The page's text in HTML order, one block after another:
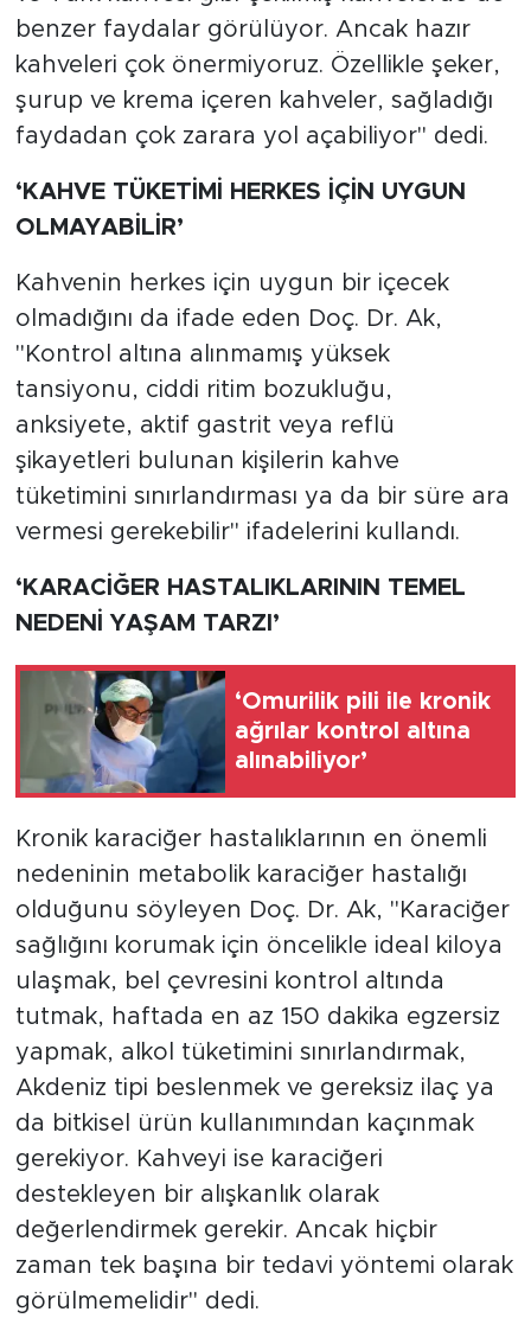
benzer faydalar görülüyor. Ancak hazır
kahveleri çok önermiyoruz. Özellikle şeker,
şurup ve krema içeren kahveler, sağladığı
faydadan çok zarara yol açabiliyor" dedi.
‘KAHVE TÜKETİMİ HERKES İÇİN UYGUN
OLMAYABİLİR’
Kahvenin herkes için uygun bir içecek
olmadığını da ifade eden Doç. Dr. Ak,
"Kontrol altına alınmamış yüksek
tansiyonu, ciddi ritim bozukluğu,
anksiyete, aktif gastrit veya reflü
şikayetleri bulunan kişilerin kahve
tüketimini sınırlandırması ya da bir süre ara
vermesi gerekebilir" ifadelerini kullandı.
‘KARACİĞER HASTALIKLARININ TEMEL
NEDENİ YAŞAM TARZI’
‘Omurilik pili ile kronik
ağrılar kontrol altına
alınabiliyor’
Kronik karaciğer hastalıklarının en önemli
nedeninin metabolik karaciğer hastalığı
olduğunu söyleyen Doç. Dr. Ak, "Karaciğer
sağlığını korumak için öncelikle ideal kiloya
ulaşmak, bel çevresini kontrol altında
tutmak, haftada en az 150 dakika egzersiz
yapmak, alkol tüketimini sınırlandırmak,
Akdeniz tipi beslenmek ve gereksiz ilaç ya
da bitkisel ürün kullanımından kaçınmak
gerekiyor. Kahveyi ise karaciğeri
destekleyen bir alışkanlık olarak
değerlendirmek gerekir. Ancak hiçbir
zaman tek başına bir tedavi yöntemi olarak
görülmemelidir" dedi.